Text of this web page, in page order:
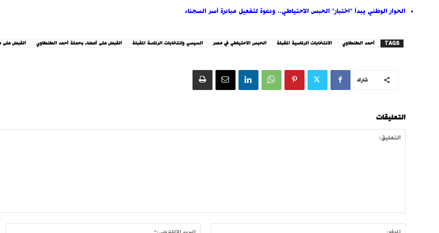
الحوار الوطني يبدأ "اختبار" الحبس الاحتياطي.. ودعوة لتفعيل مبادرة أسر السجناء
TAGS أحمد الطنطاوي الانتخابات الرئاسية المقبلة الحبس الاحتياطي في مصر السيسي وانتخابات الرئاسة المقبلة القبض على أعضاء بحملة أحمد الطنطاوي القبض على
شارك
التعليقات
الموقع: